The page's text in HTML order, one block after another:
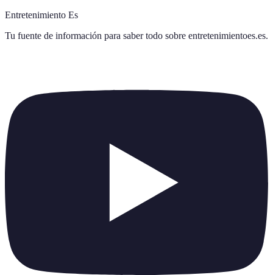
Entretenimiento Es
Tu fuente de información para saber todo sobre entretenimientoes.es.